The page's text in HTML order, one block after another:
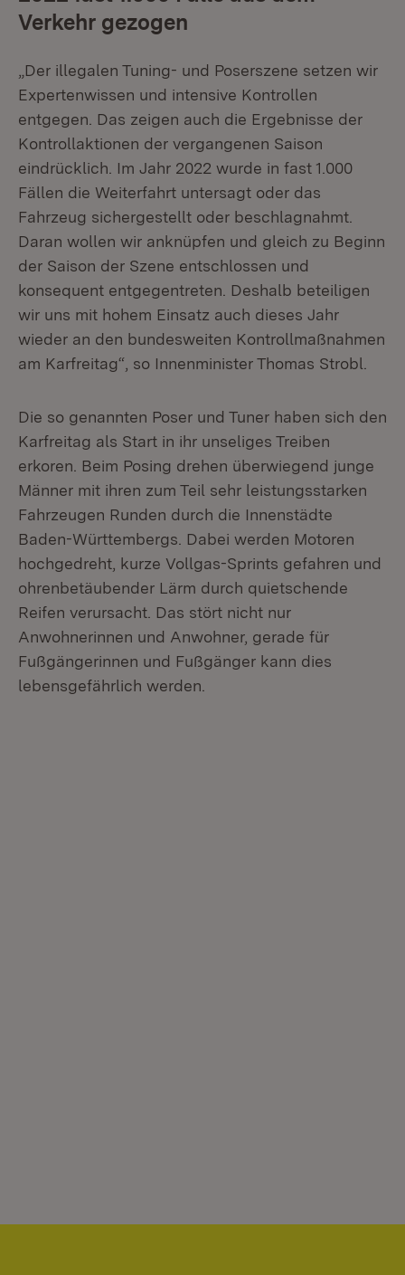
Verkehr gezogen
„Der illegalen Tuning- und Poserszene setzen wir
Expertenwissen und intensive Kontrollen
entgegen. Das zeigen auch die Ergebnisse der
Kontrollaktionen der vergangenen Saison
eindrücklich. Im Jahr 2022 wurde in fast 1.000
Fällen die Weiterfahrt untersagt oder das
Fahrzeug sichergestellt oder beschlagnahmt.
Daran wollen wir anknüpfen und gleich zu Beginn
der Saison der Szene entschlossen und
konsequent entgegentreten. Deshalb beteiligen
wir uns mit hohem Einsatz auch dieses Jahr
wieder an den bundesweiten Kontrollmaßnahmen
am Karfreitag“, so Innenminister Thomas Strobl.
Die so genannten Poser und Tuner haben sich den
Karfreitag als Start in ihr unseliges Treiben
erkoren. Beim Posing drehen überwiegend junge
Männer mit ihren zum Teil sehr leistungsstarken
Fahrzeugen Runden durch die Innenstädte
Baden-Württembergs. Dabei werden Motoren
hochgedreht, kurze Vollgas-Sprints gefahren und
ohrenbetäubender Lärm durch quietschende
Reifen verursacht. Das stört nicht nur
Anwohnerinnen und Anwohner, gerade für
Fußgängerinnen und Fußgänger kann dies
lebensgefährlich werden.